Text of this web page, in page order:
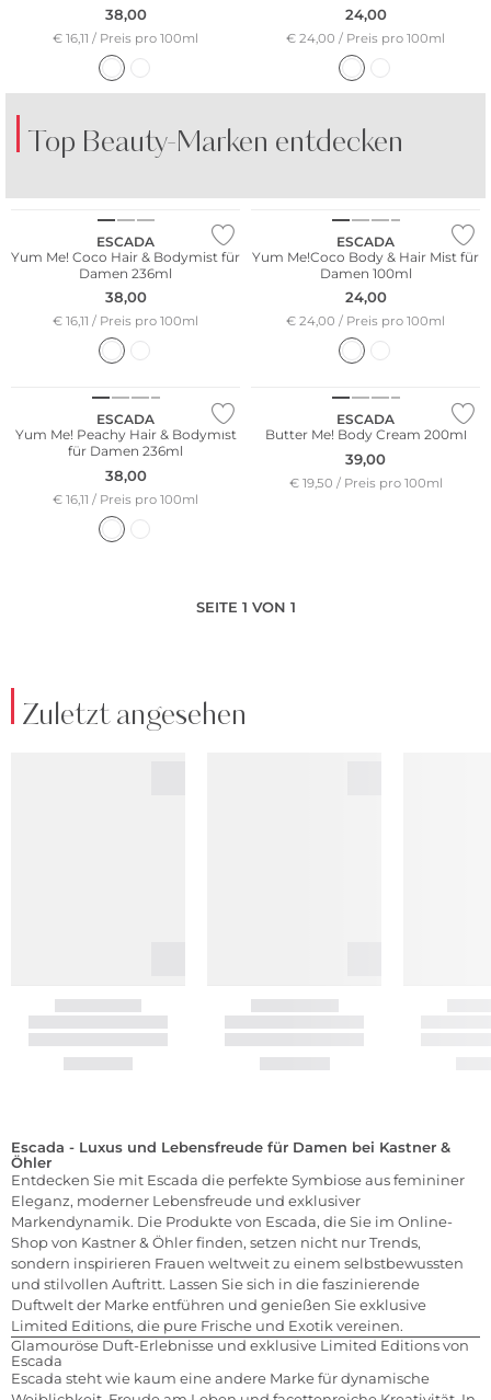
38,00
€ 16,11 / Preis pro 100ml
24,00
€ 24,00 / Preis pro 100ml
Top Beauty-Marken entdecken
SPIRIT OF DUBAI FRAGRANCE DU BOIS
ESCADA
Yum Me! Coco Hair & Bodymist für
Damen 236ml
38,00
€ 16,11 / Preis pro 100ml
ESCADA
Yum Me!Coco Body & Hair Mist für
Damen 100ml
24,00
€ 24,00 / Preis pro 100ml
ESCADA
Yum Me! Peachy Hair & Bodymist
für Damen 236ml
38,00
€ 16,11 / Preis pro 100ml
ESCADA
Butter Me! Body Cream 200ml
39,00
€ 19,50 / Preis pro 100ml
SEITE 1 VON 1
Zuletzt angesehen
Escada - Luxus und Lebensfreude für Damen bei Kastner &
Öhler
Entdecken Sie mit Escada die perfekte Symbiose aus femininer
Eleganz, moderner Lebensfreude und exklusiver
Markendynamik. Die Produkte von Escada, die Sie im Online-
Shop von Kastner & Öhler finden, setzen nicht nur Trends,
sondern inspirieren Frauen weltweit zu einem selbstbewussten
und stilvollen Auftritt. Lassen Sie sich in die faszinierende
Duftwelt der Marke entführen und genießen Sie exklusive
Limited Editions, die pure Frische und Exotik vereinen.
Glamouröse Duft-Erlebnisse und exklusive Limited Editions von
Escada
Escada steht wie kaum eine andere Marke für dynamische